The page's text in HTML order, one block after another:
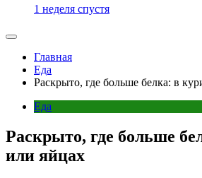
1 неделя спустя
Главная
Еда
Раскрыто, где больше белка: в
Еда
Раскрыто, где больше
или яйцах